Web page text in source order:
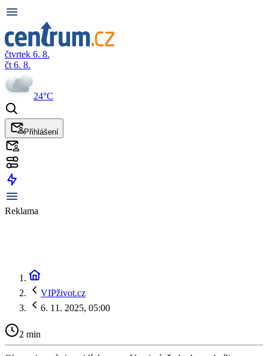
čtvrtek 6. 8.
čt 6. 8.
24°C
Přihlášení
Reklama
VIPživot.cz
6. 11. 2025, 05:00
2 min